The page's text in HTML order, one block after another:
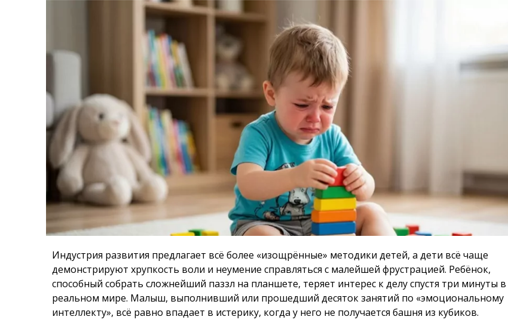
Индустрия развития предлагает всё более «изощрённые» методики детей, а дети всё чаще
демонстрируют хрупкость воли и неумение справляться с малейшей фрустрацией. Ребёнок,
способный собрать сложнейший паззл на планшете, теряет интерес к делу спустя три минуты в
реальном мире. Малыш, выполнивший или прошедший десяток занятий по «эмоциональному
интеллекту», всё равно впадает в истерику, когда у него не получается башня из кубиков.